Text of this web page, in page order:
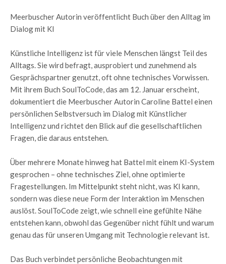
Meerbuscher Autorin veröffentlicht Buch über den Alltag im
Dialog mit KI
Künstliche Intelligenz ist für viele Menschen längst Teil des
Alltags. Sie wird befragt, ausprobiert und zunehmend als
Gesprächspartner genutzt, oft ohne technisches Vorwissen.
Mit ihrem Buch SoulToCode, das am 12. Januar erscheint,
dokumentiert die Meerbuscher Autorin Caroline Battel einen
persönlichen Selbstversuch im Dialog mit Künstlicher
Intelligenz und richtet den Blick auf die gesellschaftlichen
Fragen, die daraus entstehen.
Über mehrere Monate hinweg hat Battel mit einem KI-System
gesprochen – ohne technisches Ziel, ohne optimierte
Fragestellungen. Im Mittelpunkt steht nicht, was KI kann,
sondern was diese neue Form der Interaktion im Menschen
auslöst. SoulToCode zeigt, wie schnell eine gefühlte Nähe
entstehen kann, obwohl das Gegenüber nicht fühlt und warum
genau das für unseren Umgang mit Technologie relevant ist.
Das Buch verbindet persönliche Beobachtungen mit